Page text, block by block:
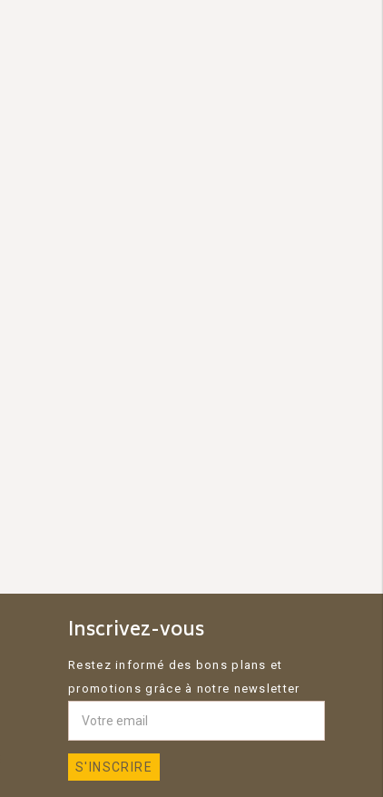
Inscrivez-vous
Restez informé des bons plans et
promotions grâce à notre newsletter